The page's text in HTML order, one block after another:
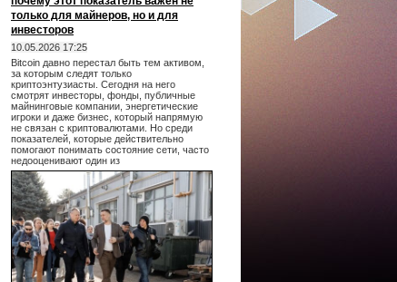
только для майнеров, но и для
инвесторов
10.05.2026 17:25
Bitcoin давно перестал быть тем активом,
за которым следят только
криптоэнтузиасты. Сегодня на него
смотрят инвесторы, фонды, публичные
майнинговые компании, энергетические
игроки и даже бизнес, который напрямую
не связан с криптовалютами. Но среди
показателей, которые действительно
помогают понимать состояние сети, часто
недооценивают один из